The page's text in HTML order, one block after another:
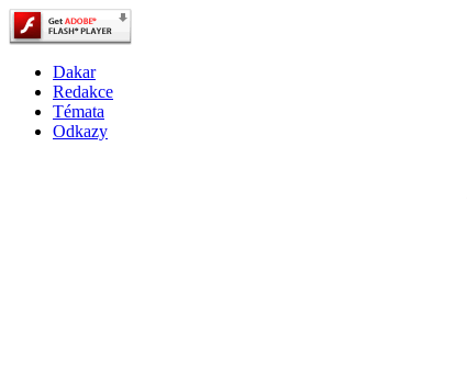
Dakar
Redakce
Témata
Odkazy